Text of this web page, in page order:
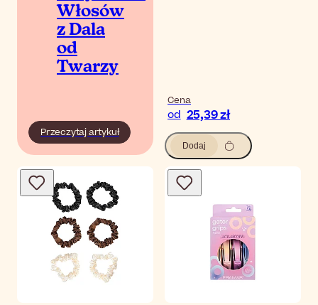
Włosów
z Dala
od
Twarzy
Przeczytaj artykuł
Cena
od 25,39 zł
Dodaj